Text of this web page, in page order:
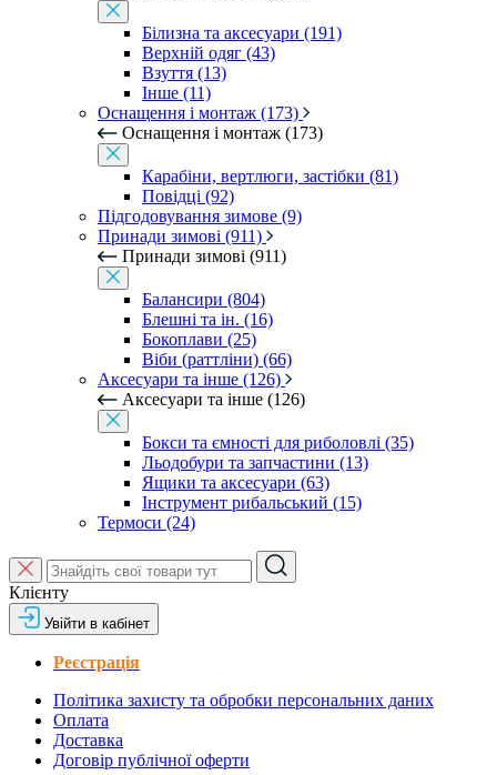
Білизна та аксесуари (191)
Верхній одяг (43)
Взуття (13)
Інше (11)
Оснащення і монтаж (173)
Оснащення і монтаж (173)
Карабіни, вертлюги, застібки (81)
Повідці (92)
Підгодовування зимове (9)
Принади зимові (911)
Принади зимові (911)
Балансири (804)
Блешні та ін. (16)
Бокоплави (25)
Віби (раттліни) (66)
Аксесуари та інше (126)
Аксесуари та інше (126)
Бокси та ємності для риболовлі (35)
Льодобури та запчастини (13)
Ящики та аксесуари (63)
Інструмент рибальський (15)
Термоси (24)
Клієнту
Увійти в кабінет
Реєстрація
Політика захисту та обробки персональних даних
Оплата
Доставка
Договір публічної оферти